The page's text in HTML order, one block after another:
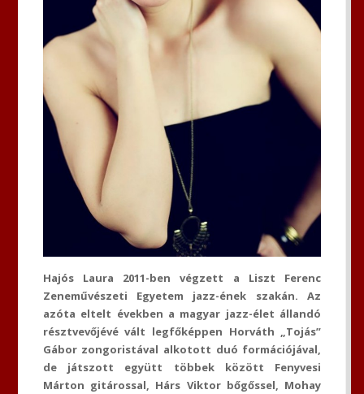
Hajós Laura 2011-ben végzett a Liszt Ferenc
Zeneművészeti Egyetem jazz-ének szakán. Az
azóta eltelt években a magyar jazz-élet állandó
résztvevőjévé vált legfőképpen Horváth „Tojás”
Gábor zongoristával alkotott duó formációjával,
de játszott együtt többek között Fenyvesi
Márton gitárossal, Hárs Viktor bőgőssel, Mohay